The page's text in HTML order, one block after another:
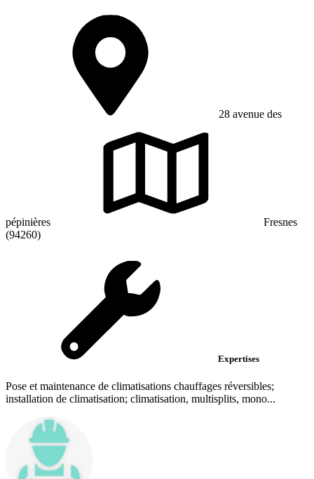
28 avenue des
pépinières
Fresnes
(94260)
Expertises
Pose et maintenance de climatisations chauffages réversibles;
installation de climatisation; climatisation, multisplits, mono...